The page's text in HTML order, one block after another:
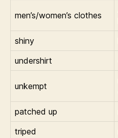
men’s/women’s clothes
shiny
undershirt
unkempt
patched up
triped